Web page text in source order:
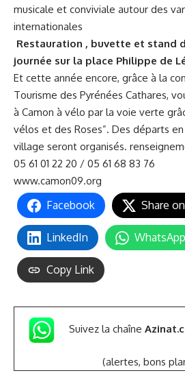
musicale et conviviale autour des
internationales
Restauration , buvette et stand
journée sur la place Philippe de
Et cette année encore, grâce à la
Tourisme des Pyrénées Cathares,
à Camon à vélo par la voie verte
vélos et des Roses”. Des départs
village seront organisés.
05 61 01 22 20 / 05 61 68 83 76
www.camon09.org
Facebook Share
LinkedIn WhatsApp
Copy Link
Suivez la chaîne
(alertes, bons